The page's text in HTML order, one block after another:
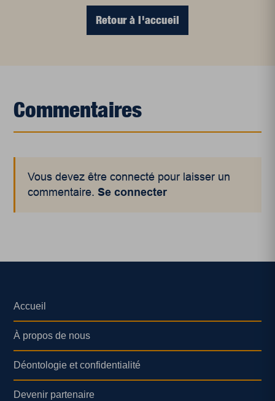
Retour à l'accueil
Commentaires
Vous devez être connecté pour laisser un
commentaire.Se connecter
Accueil
À propos de nous
Déontologie et confidentialité
Devenir partenaire